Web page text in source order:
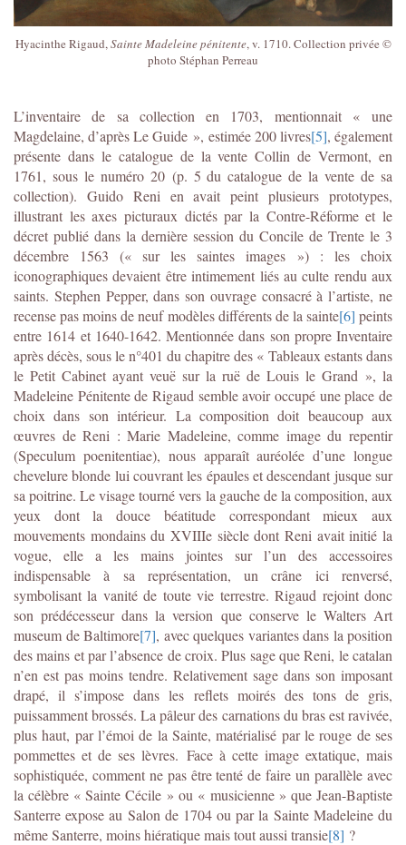
Hyacinthe Rigaud,Sainte Madeleine pénitente, v. 1710. Collection privée ©
photo Stéphan Perreau
L’inventaire de sa collection en 1703, mentionnait « une
Magdelaine, d’après Le Guide », estimée 200 livres[5], également
présente dans le catalogue de la vente Collin de Vermont, en
1761, sous le numéro 20 (p. 5 du catalogue de la vente de sa
collection). Guido Reni en avait peint plusieurs prototypes,
illustrant les axes picturaux dictés par la Contre-Réforme et le
décret publié dans la dernière session du Concile de Trente le 3
décembre 1563 (« sur les saintes images ») : les choix
iconographiques devaient être intimement liés au culte rendu aux
saints. Stephen Pepper, dans son ouvrage consacré à l’artiste, ne
recense pas moins de neuf modèles différents de la sainte[6] peints
entre 1614 et 1640-1642. Mentionnée dans son propre Inventaire
après décès, sous le n°401 du chapitre des « Tableaux estants dans
le Petit Cabinet ayant veuë sur la ruë de Louis le Grand », la
Madeleine Pénitente de Rigaud semble avoir occupé une place de
choix dans son intérieur. La composition doit beaucoup aux
œuvres de Reni : Marie Madeleine, comme image du repentir
(Speculum poenitentiae), nous apparaît auréolée d’une longue
chevelure blonde lui couvrant les épaules et descendant jusque sur
sa poitrine. Le visage tourné vers la gauche de la composition, aux
yeux dont la douce béatitude correspondant mieux aux
mouvements mondains du XVIIIe siècle dont Reni avait initié la
vogue, elle a les mains jointes sur l’un des accessoires
indispensable à sa représentation, un crâne ici renversé,
symbolisant la vanité de toute vie terrestre. Rigaud rejoint donc
son prédécesseur dans la version que conserve le Walters Art
museum de Baltimore[7], avec quelques variantes dans la position
des mains et par l’absence de croix. Plus sage que Reni, le catalan
n’en est pas moins tendre. Relativement sage dans son imposant
drapé, il s’impose dans les reflets moirés des tons de gris,
puissamment brossés. La pâleur des carnations du bras est ravivée,
plus haut, par l’émoi de la Sainte, matérialisé par le rouge de ses
pommettes et de ses lèvres. Face à cette image extatique, mais
sophistiquée, comment ne pas être tenté de faire un parallèle avec
la célèbre « Sainte Cécile » ou « musicienne » que Jean-Baptiste
Santerre expose au Salon de 1704 ou par la Sainte Madeleine du
même Santerre, moins hiératique mais tout aussi transie[8] ?